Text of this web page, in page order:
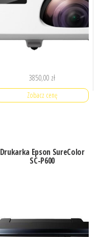
3850,00 zł
Zobacz cenę
Drukarka Epson SureColor
SC-P600